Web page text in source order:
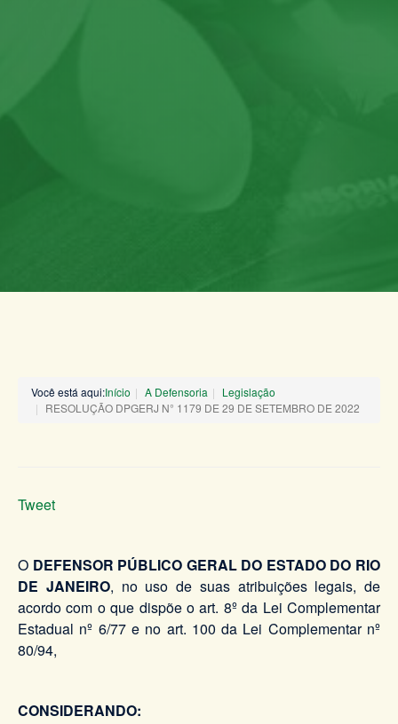
Você está aqui:Início A Defensoria
Legislação
RESOLUÇÃO DPGERJ N° 1179 DE 29 DE SETEMBRO DE 2022
Tweet
O DEFENSOR PÚBLICO GERAL DO ESTADO DO RIO
DE JANEIRO, no uso de suas atribuições legais, de
acordo com o que dispõe o art. 8º da Lei Complementar
Estadual nº 6/77 e no art. 100 da Lei Complementar nº
80/94,
CONSIDERANDO: